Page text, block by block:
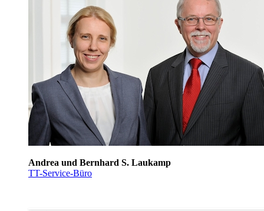
Andrea und Bernhard S. Laukamp
TT-Service-Büro